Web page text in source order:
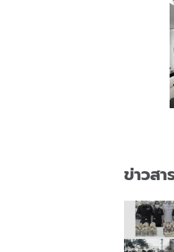
ข่าวสา